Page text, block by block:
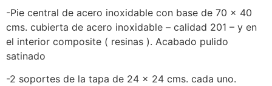
-Pie central de acero inoxidable con base de 70 x 40
cms. cubierta de acero inoxidable – calidad 201 – y en
el interior composite ( resinas ). Acabado pulido
satinado
-2 soportes de la tapa de 24 x 24 cms. cada uno.